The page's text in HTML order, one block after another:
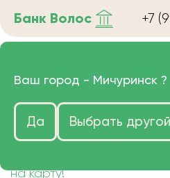
Банк Волос +7
Продать волосы
Мичуринске
Цена зависит от длины,
на карту!
Ваш город - Мичуринск ?
Да Выбрать